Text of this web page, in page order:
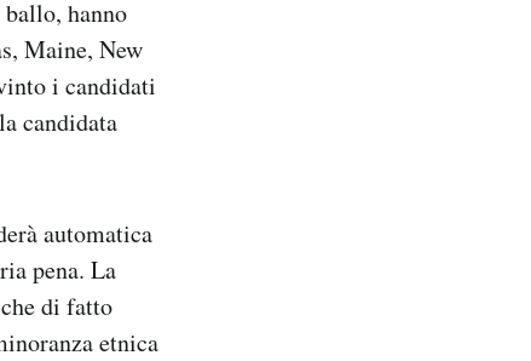
hanno
Maine, New
i candidati
candidata
automatica
pena. La
di fatto
etnica